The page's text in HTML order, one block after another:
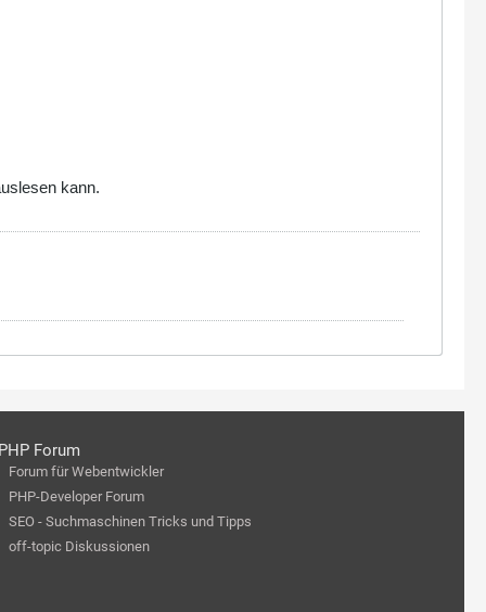
kann.
Forum
Forum für Webentwickler
PHP-Developer Forum
SEO - Suchmaschinen Tricks und Tipps
off-topic Diskussionen